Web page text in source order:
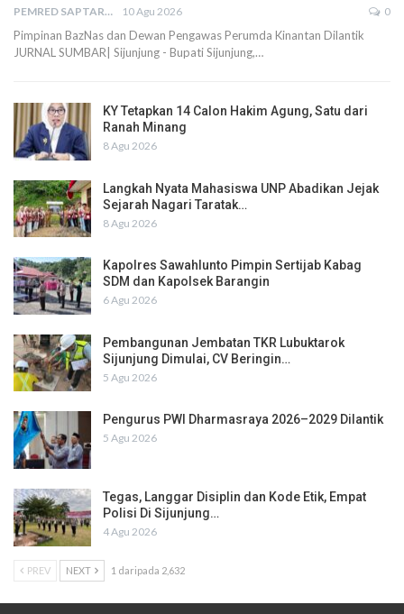
PEMRED SAPTARIUS 10 Agu 2026 0
Pimpinan BazNas dan Dewan Pengawas Perumda Kinantan Dilantik
JURNAL SUMBAR| Sijunjung - Bupati Sijunjung,…
KY Tetapkan 14 Calon Hakim Agung, Satu dari
Ranah Minang
8 Agu 2026
Langkah Nyata Mahasiswa UNP Abadikan Jejak
Sejarah Nagari Taratak…
8 Agu 2026
Kapolres Sawahlunto Pimpin Sertijab Kabag
SDM dan Kapolsek Barangin
6 Agu 2026
Pembangunan Jembatan TKR Lubuktarok
Sijunjung Dimulai, CV Beringin…
5 Agu 2026
Pengurus PWI Dharmasraya 2026–2029 Dilantik
5 Agu 2026
Tegas, Langgar Disiplin dan Kode Etik, Empat
Polisi Di Sijunjung…
4 Agu 2026
PREV NEXT 1 daripada 2,632